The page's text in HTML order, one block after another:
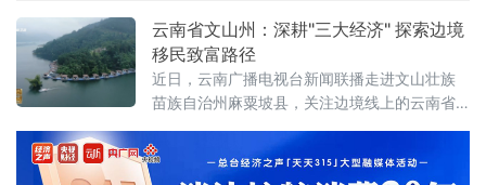
云南省文山州：深耕"三大经济" 探索边境
移民致富路径
近日，云南广播电视台新闻联播走进文山壮族
苗族自治州麻粟坡县，关注边境线上的云南省
云南省文山壮族苗族自治州移民安置部门紧紧
围绕资源经济、园区经济和口岸经济战略部